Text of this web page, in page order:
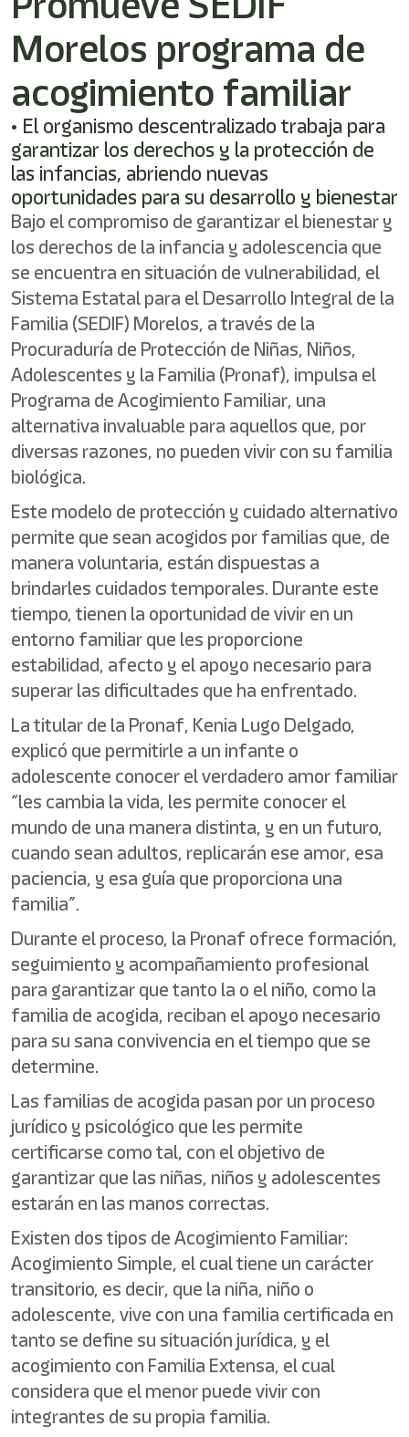
Este
acceso
directo
lector
de
pantalla
para
ayudarle
navegar
interactuar
con
Morelos programa de
acogimiento familiar
• El organismo descentralizado trabaja para
garantizar los derechos y la protección de
las infancias, abriendo nuevas
oportunidades para su desarrollo y bienestar
Bajo el compromiso de garantizar el bienestar y
los derechos de la infancia y adolescencia que
se encuentra en situación de vulnerabilidad, el
Sistema Estatal para el Desarrollo Integral de la
Familia (SEDIF) Morelos, a través de la
Procuraduría de Protección de Niñas, Niños,
Adolescentes y la Familia (Pronaf), impulsa el
Programa de Acogimiento Familiar, una
alternativa invaluable para aquellos que, por
diversas razones, no pueden vivir con su familia
biológica.
Este modelo de protección y cuidado alternativo
permite que sean acogidos por familias que, de
manera voluntaria, están dispuestas a
brindarles cuidados temporales. Durante este
tiempo, tienen la oportunidad de vivir en un
entorno familiar que les proporcione
estabilidad, afecto y el apoyo necesario para
superar las dificultades que ha enfrentado.
La titular de la Pronaf, Kenia Lugo Delgado,
explicó que permitirle a un infante o
adolescente conocer el verdadero amor familiar
“les cambia la vida, les permite conocer el
mundo de una manera distinta, y en un futuro,
cuando sean adultos, replicarán ese amor, esa
paciencia, y esa guía que proporciona una
familia”.
Durante el proceso, la Pronaf ofrece formación,
seguimiento y acompañamiento profesional
para garantizar que tanto la o el niño, como la
familia de acogida, reciban el apoyo necesario
para su sana convivencia en el tiempo que se
determine.
Las familias de acogida pasan por un proceso
jurídico y psicológico que les permite
certificarse como tal, con el objetivo de
garantizar que las niñas, niños y adolescentes
estarán en las manos correctas.
Existen dos tipos de Acogimiento Familiar:
Acogimiento Simple, el cual tiene un carácter
transitorio, es decir, que la niña, niño o
adolescente, vive con una familia certificada en
tanto se define su situación jurídica, y el
acogimiento con Familia Extensa, el cual
considera que el menor puede vivir con
integrantes de su propia familia.